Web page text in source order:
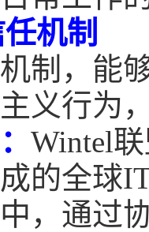
机制
制，能
义行为
Wintel
的全球
，通过